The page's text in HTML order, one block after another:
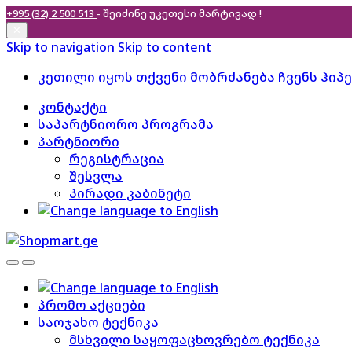
+995 (32) 2 500 513 - შეიძინე უკეთესი მარტივად !
Skip to navigation Skip to content
კეთილი იყოს თქვენი მობრძანება ჩვენს
კონტაქტი
საპარტნიორო პროგრამა
პარტნიორი
რეგისტრაცია
შესვლა
პირადი კაბინეტი
პრომო აქციები
საოჯახო ტექნიკა
მსხვილი საყოფაცხოვრებო ტექნიკა